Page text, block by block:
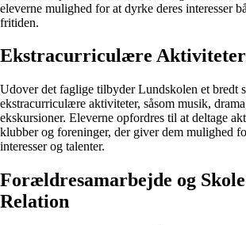
eleverne mulighed for at dyrke deres interesser
fritiden.
Ekstracurriculære Aktiviteter
Udover det faglige tilbyder Lundskolen et bredt
ekstracurriculære aktiviteter, såsom musik,
ekskursioner. Eleverne opfordres til at deltage
klubber og foreninger, der giver dem mulighed
interesser og talenter.
Forældresamarbejde og
Relation